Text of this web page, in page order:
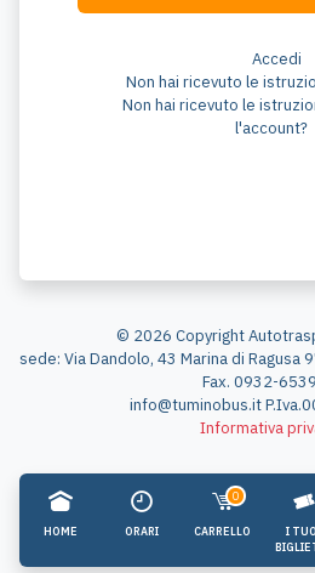
Accedi
Non hai ricevuto le
Non hai ricevuto le
l'account?
© 2026 Copyright
sede: Via Dandolo, 43 Marina di Ragusa
Fax. 0932-
info@tuminobus.it
Informativa
HOME ORARI
0
CARRELLO
I